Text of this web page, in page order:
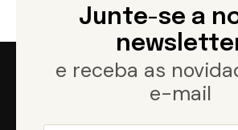
Junte-se a
e receba as
e-mail